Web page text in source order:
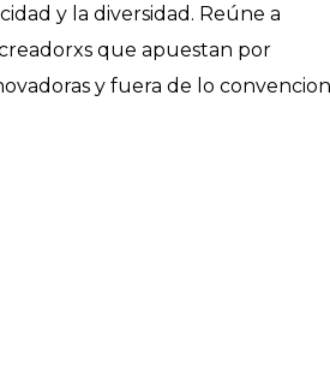
y la diversidad. Reúne a
que apuestan por
y fuera de lo